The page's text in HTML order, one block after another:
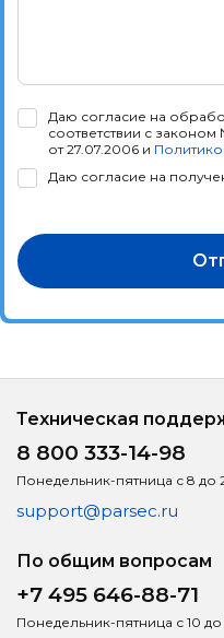
Даю согласие на
соответствии с
от 27.07.2006 и
Даю согласие на
Техническая
8 800 333-14-98
Понедельник-пятница с 8 до
support@parsec.ru
По общим вопросам
+7 495 646-88-71
Понедельник-пятница с 10 до